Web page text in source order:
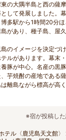
の大隅半島と西の薩
して発展しました。
多駅から1時間20分
があり、種子島、屋
のイメージを決定づ
ルがあります。幕末
豚が中心。名産の黒
芋焼酎の産地である
離島ながら標高が高
テル〈鹿児島天文館
※宿が投稿した